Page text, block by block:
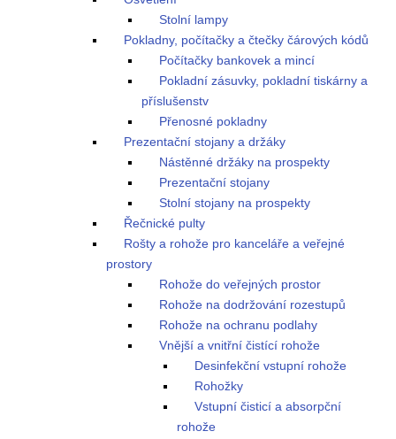
Stolní lampy
Pokladny, počítačky a čtečky čárových kódů
Počítačky bankovek a mincí
Pokladní zásuvky, pokladní tiskárny a
příslušenstv
Přenosné pokladny
Prezentační stojany a držáky
Nástěnné držáky na prospekty
Prezentační stojany
Stolní stojany na prospekty
Řečnické pulty
Rošty a rohože pro kanceláře a veřejné
prostory
Rohože do veřejných prostor
Rohože na dodržování rozestupů
Rohože na ochranu podlahy
Vnější a vnitřní čistící rohože
Desinfekční vstupní rohože
Rohožky
Vstupní čisticí a absorpční
rohože